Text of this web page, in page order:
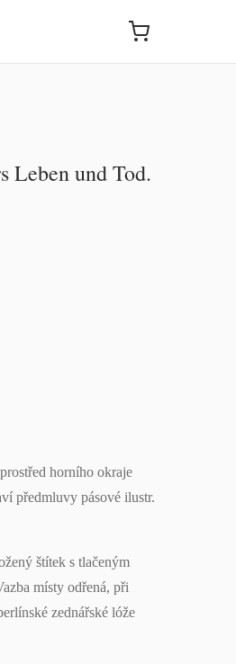
Leben und Tod.
horního okraje
předmluvy pásové ilustr.
štítek s tlačeným
místy odřená, při
zednářské lóže